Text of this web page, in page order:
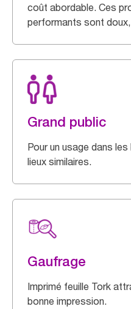
coût abordable. Ces
performants sont
Grand public
Pour un usage dans
lieux similaires.
Gaufrage
Imprimé feuille Tork
bonne impression.